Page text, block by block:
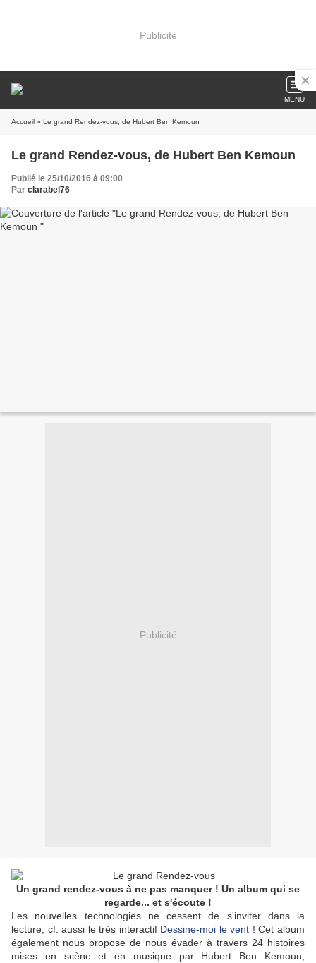
Publicité
MENU
Accueil » Le grand Rendez-vous, de Hubert Ben Kemoun
Le grand Rendez-vous, de Hubert Ben Kemoun
Publié le 25/10/2016 à 09:00
Par clarabel76
Publicité
Un grand rendez-vous à ne pas manquer ! Un album qui se
regarde... et s'écoute !
Les nouvelles technologies ne cessent de s'inviter dans la
lecture, cf. aussi le très interactif Dessine-moi le vent ! Cet album
également nous propose de nous évader à travers 24 histoires
mises en scène et en musique par Hubert Ben Kemoun,